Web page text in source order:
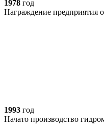
1978 год
Награждение предприятия
1993 год
Начато производство